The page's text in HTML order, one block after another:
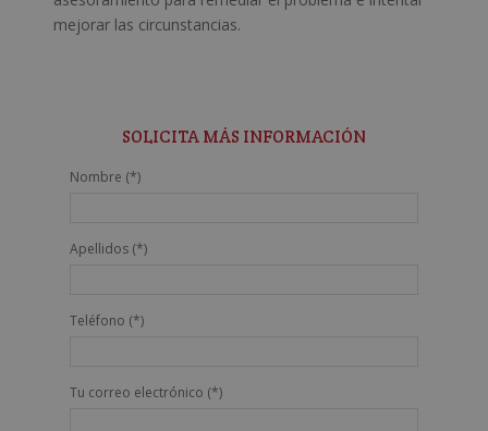
mejorar las circunstancias.
SOLICITA MÁS INFORMACIÓN
Nombre (*)
Apellidos (*)
Teléfono (*)
Tu correo electrónico (*)